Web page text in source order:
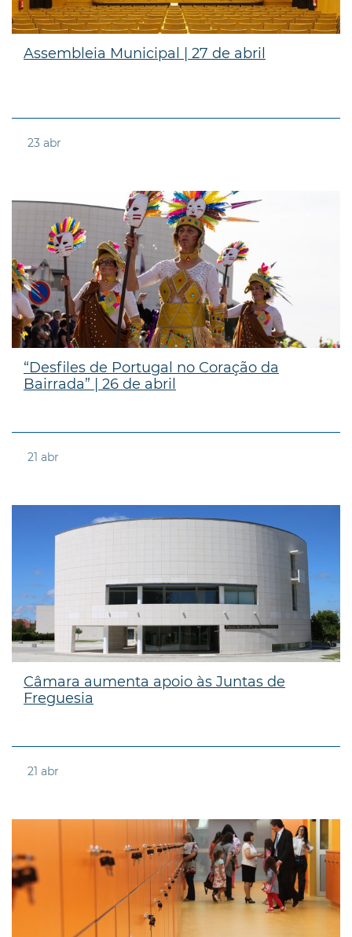
Assembleia Municipal | 27 de abril
23 abr
“Desfiles de Portugal no Coração da
Bairrada” | 26 de abril
21 abr
Câmara aumenta apoio às Juntas de
Freguesia
21 abr